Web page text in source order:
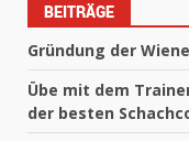
BEITRÄGE
Gründung der
Übe mit dem
der besten